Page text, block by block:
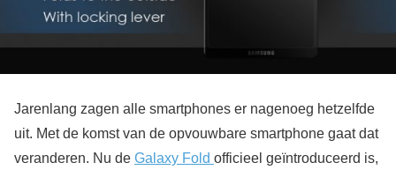
Jarenlang zagen alle smartphones er nagenoeg hetzelfde
uit. Met de komst van de opvouwbare smartphone gaat dat
veranderen. Nu de Galaxy Fold officieel geïntroduceerd is,